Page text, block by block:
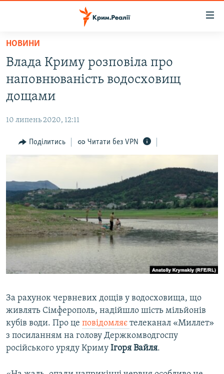
Перейти
основного
матеріалу
до
основної
Перейти
ВОДА.КРИМ
БЛОГИ
ПОГЛЯД
ВСЕ ЗА ДЕНЬ
СПЕЦПРОЕКТИ
ДЕПОРТАЦІЯ
ВІДЕОУРОКИ «ELIFBE»
СВІДЧЕННЯ ОКУПАЦІЇ
УКРАЇНСЬКА ПРОБЛЕМА КРИМУ
ЯК ОБІЙТИ БЛОКУВАННЯ
Русский
Qırımtatar
Усі сайти RFE/RL
НОВИНИ
Влада Криму розповіла про
наповнюваність водосховищ
дощами
10 липень 2020, 12:11
Поділитись Читати без VPN
За рахунок червневих дощів у водосховища, що
живлять Сімферополь, надійшло шість мільйонів
кубів води. Про це повідомляє телеканал «Миллет»
з посиланням на голову Держкомводгоспу
російського уряду Криму Ігоря Вайля.